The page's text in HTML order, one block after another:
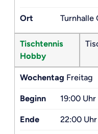
Ort Turnhalle
Tischtennis
Hobby
Wochentag Freitag
Beginn 19:00 Uhr
Ende 22:00 Uhr